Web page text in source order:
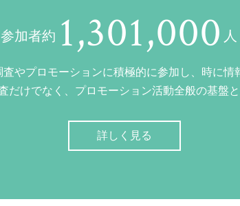
参加者約 1,301,000 人
やプロモーションに積極的に参加し、時に情
だけでなく、プロモーション活動全般の基盤
詳しく見る